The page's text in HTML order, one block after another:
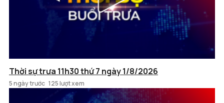
Thời sự trưa 11h30 thứ 7 ngày 1/8/2026
5 ngày trước 125 lượt xem